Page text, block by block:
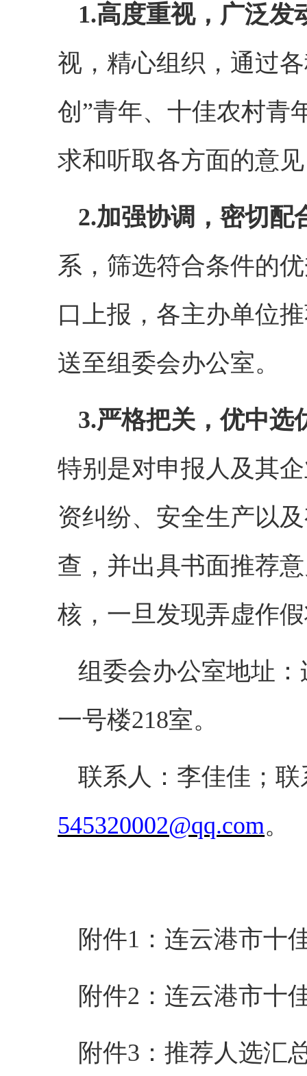
1.高度重视，广泛发
视，精心组织，通过
创”青年、十佳农村青
求和听取各方面的意
2.加强协调，密切配
系，筛选符合条件的
口上报，各主办单位
送至组委会办公室。
3.严格把关，优中选
特别是对申报人及其
资纠纷、安全生产以
查，并出具书面推荐
核，一旦发现弄虚作
组委会办公室地址
一号楼218室。
联系人：李佳佳；
545320002@qq.com。
附件1：连云港市十
附件2：连云港市十
附件3：推荐人选汇